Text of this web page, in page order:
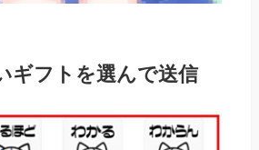
ギフトを選んで送信